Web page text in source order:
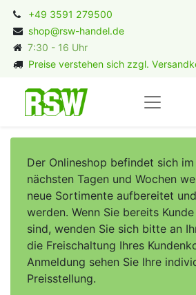
+49 3591 279500
shop@rsw-handel.de
7:30 - 16 Uhr
Preise verstehen sich zzgl.
Der Onlineshop befindet sich
nächsten Tagen und Wochen
neue Sortimente aufbereitet
werden. Wenn Sie bereits
sind, wenden Sie sich bitte an
die Freischaltung Ihres
Anmeldung sehen Sie Ihre
Preisstellung.